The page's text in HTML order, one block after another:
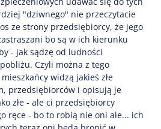
"dziwnego" nie przeczytacie
ze strony przedsiębiorcy, że jego
bo są w ich kierunku
- jak sądzę od ludności
Czyli można z tego
widzą jakieś złe
przedsiębiorców i opisują je
złe - ale ci przedsiębiorcy
ręce - bo to robią nie oni ale... ich